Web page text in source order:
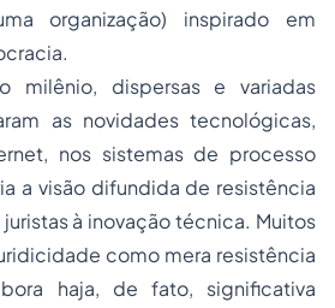
organização) inspirado em
milênio, dispersas e variadas
as novidades tecnológicas,
nos sistemas de processo
a visão difundida de resistência
à inovação técnica. Muitos
como mera resistência
haja, de fato, significativa